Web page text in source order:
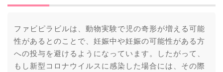
ファビピラビルは、動物実験で児の奇形が増える可能
性があるとのことで、妊娠中や妊娠の可能性がある方
への投与を避けるようになっています。したがって、
もし新型コロナウイルスに感染した場合には、その際